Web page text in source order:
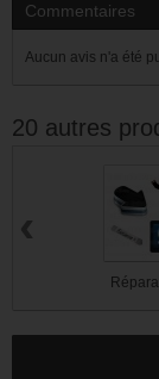
Commentaires
Aucun avis n'a été
20 autres
‹